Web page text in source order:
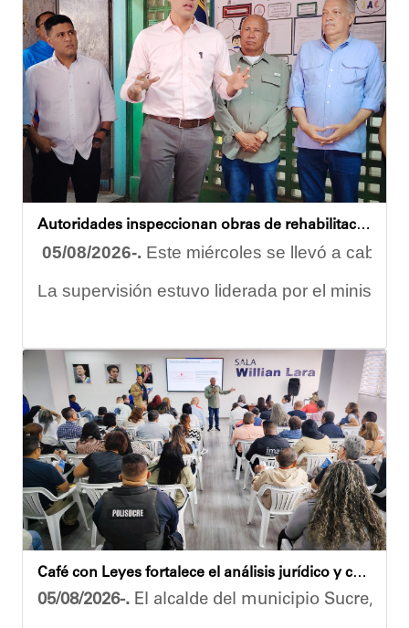
Eudicis Viva, habitante de la comunidad y
Esta iniciativa se enmarca en la política social
Oskarina Rosso
Autoridades inspeccionan obras de rehabilitación en la U.E.N. José Antonio Calcaño en Caucagüita
05/08/2026-. Este miércoles se llevó a cabo
La supervisión estuvo liderada por el ministro
Las obras en ejecución contemplan la pintura
El alcalde Diógenes Lara expresó sus
"Damos las gracias por esta recuperación en
​Por su parte, el gobernador del estado
​"Tenemos un desafío en todo el estado
Finalmente, el ministro de Educación, Héctor
Esta jornada ratifica el esfuerzo articulado
Café con Leyes fortalece el análisis jurídico y constitucional en el municipio Sucre
05/08/2026-. El alcalde del municipio Sucre,